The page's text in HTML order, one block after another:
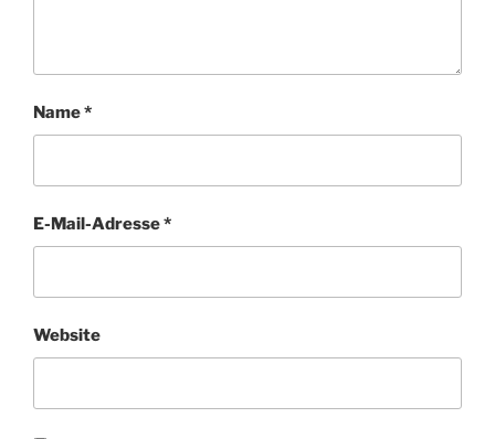
Name*
E-Mail-Adresse*
Website